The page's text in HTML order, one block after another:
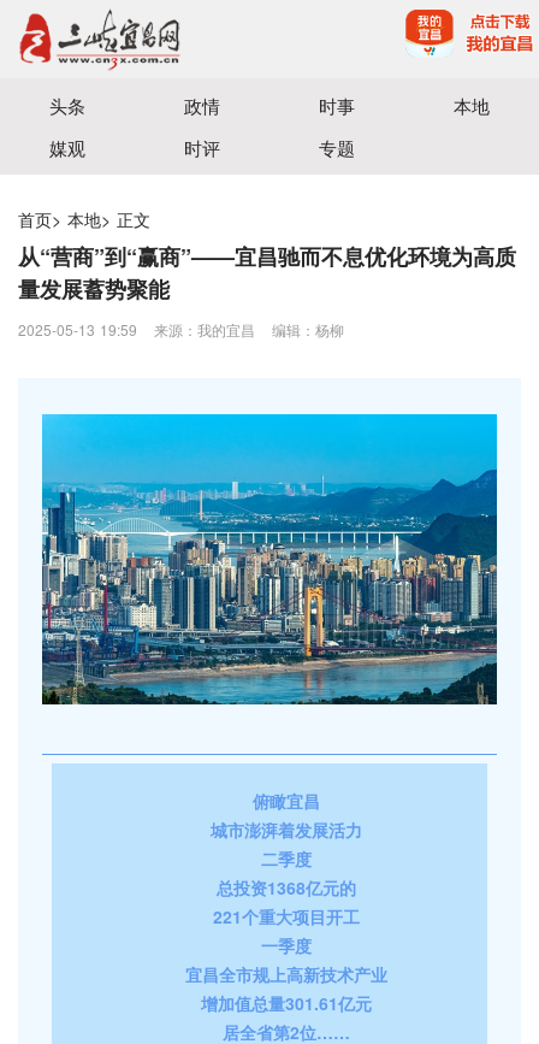
宜昌三峡融媒体中心主办
头条 政情 时事
本地
媒观
时评 专题
首页> 本地> 正文
从“营商”到“赢商”——宜昌驰而不息优化环境为高质
量发展蓄势聚能
2025-05-13 19:59 来源：我的宜昌 编辑：杨柳
俯瞰宜昌
城市澎湃着发展活力
二季度
总投资1368亿元的
221个重大项目开工
一季度
宜昌全市规上高新技术产业
增加值总量301.61亿元
居全省第2位……